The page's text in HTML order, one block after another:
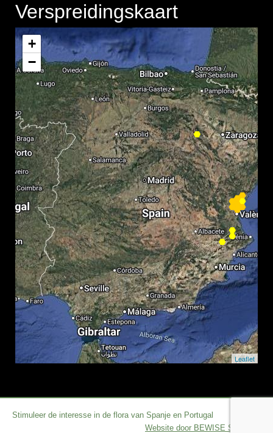
Verspreidingskaart
+
−
Leaflet
Stimuleer de interesse in de flora van Spanje en Portugal
Website door BEWISE Solutions